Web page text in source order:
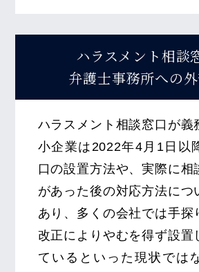
ハラスメント相談
弁護士事務所への
ハラスメント相談窓口が義
小企業は2022年4月1日以
口の設置方法や、実際に相
があった後の対応方法につ
あり、多くの会社では手探
改正によりやむを得ず設置
ているといった現状では